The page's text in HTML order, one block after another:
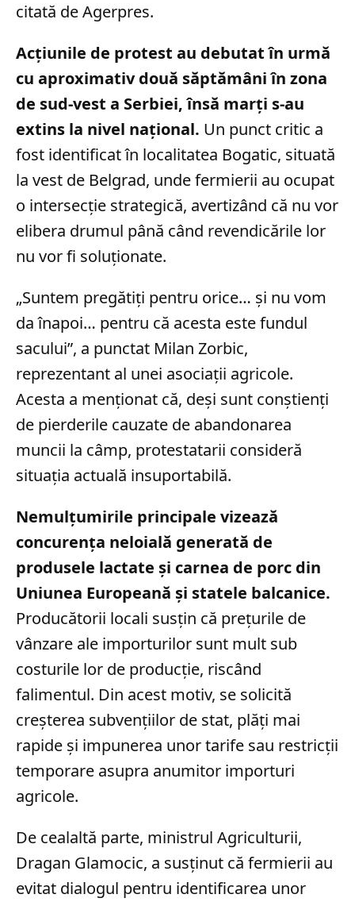
citată de Agerpres.
Acțiunile de protest au debutat în urmă
cu aproximativ două săptămâni în zona
de sud-vest a Serbiei, însă marți s-au
extins la nivel național. Un punct critic a
fost identificat în localitatea Bogatic, situată
la vest de Belgrad, unde fermierii au ocupat
o intersecție strategică, avertizând că nu vor
elibera drumul până când revendicările lor
nu vor fi soluționate.
„Suntem pregătiţi pentru orice… şi nu vom
da înapoi… pentru că acesta este fundul
sacului”, a punctat Milan Zorbic,
reprezentant al unei asociații agricole.
Acesta a menționat că, deși sunt conștienți
de pierderile cauzate de abandonarea
muncii la câmp, protestatarii consideră
situația actuală insuportabilă.
Nemulțumirile principale vizează
concurența neloială generată de
produsele lactate și carnea de porc din
Uniunea Europeană și statele balcanice.
Producătorii locali susțin că prețurile de
vânzare ale importurilor sunt mult sub
costurile lor de producție, riscând
falimentul. Din acest motiv, se solicită
creșterea subvențiilor de stat, plăți mai
rapide și impunerea unor tarife sau restricții
temporare asupra anumitor importuri
agricole.
De cealaltă parte, ministrul Agriculturii,
Dragan Glamocic, a susținut că fermierii au
evitat dialogul pentru identificarea unor